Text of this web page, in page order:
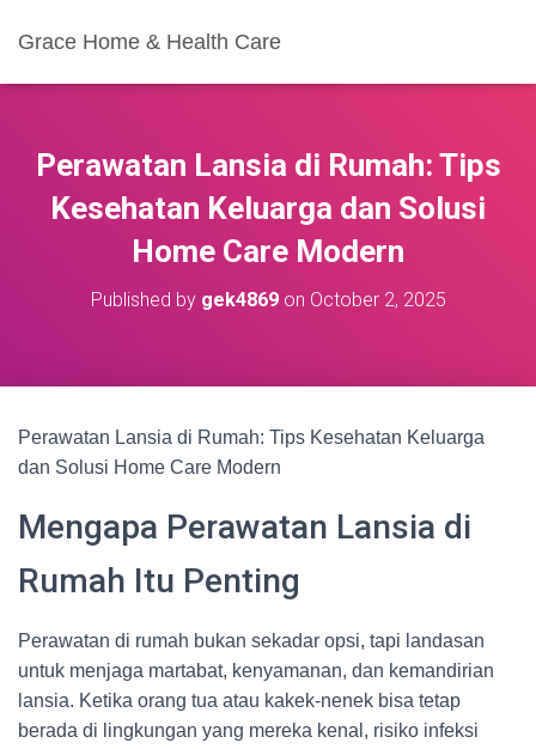
Grace Home & Health Care
Perawatan Lansia di Rumah: Tips
Kesehatan Keluarga dan Solusi
Home Care Modern
Published by gek4869on October 2, 2025
Perawatan Lansia di Rumah: Tips Kesehatan Keluarga
dan Solusi Home Care Modern
Mengapa Perawatan Lansia di
Rumah Itu Penting
Perawatan di rumah bukan sekadar opsi, tapi landasan
untuk menjaga martabat, kenyamanan, dan kemandirian
lansia. Ketika orang tua atau kakek-nenek bisa tetap
berada di lingkungan yang mereka kenal, risiko infeksi